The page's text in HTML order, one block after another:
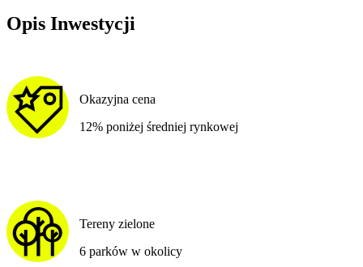
Opis Inwestycji
Okazyjna cena
12% poniżej średniej rynkowej
Tereny zielone
6 parków w okolicy